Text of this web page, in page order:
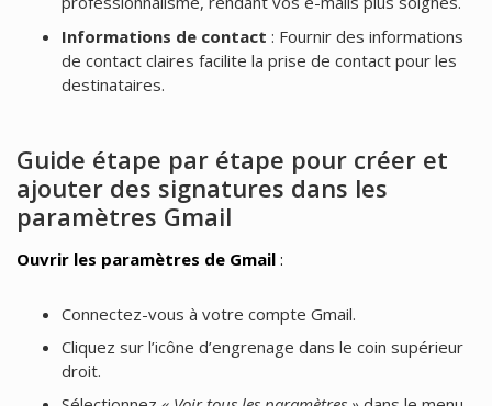
Informations de contact : Fournir des informations
de contact claires facilite la prise de contact pour les
destinataires.
Guide étape par étape pour créer et
ajouter des signatures dans les
paramètres Gmail
Ouvrir les paramètres de Gmail :
Connectez-vous à votre compte Gmail.
Cliquez sur l’icône d’engrenage dans le coin supérieur
droit.